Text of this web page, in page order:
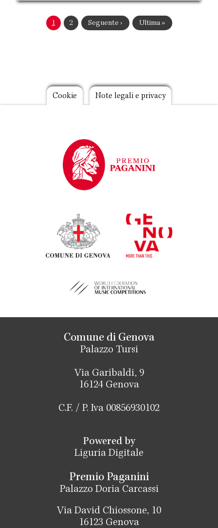
Pagina
1 Pagina
2
Pagina
Seguente ›
Ultima
Ultima »
Footer
Cookie Note legali e privacy
Comune di Genova
Palazzo Tursi
Via Garibaldi, 9
16124 Genova
C.F. / P. Iva 00856930102
Powered by
Liguria Digitale
Premio Paganini
Palazzo Doria Carcassi
Via David Chiossone, 10
16123 Genova